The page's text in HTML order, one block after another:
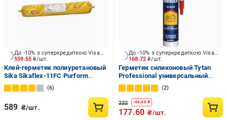
559.55₴/шт.
До -10% з суперкредиткою Visa Вигода
Клей-герметик полиуретановый
Sika Sikaflex-11FC Purform
черный 600 мл
6
589 ₴/шт.
168.72₴/шт.
До -10% з суперкредиткою Visa Вигода
Герметик силиконовый Tytan
Professional универсальный
прозрачный 280 мл
2
222 -44.40₴
177.60 ₴/шт.